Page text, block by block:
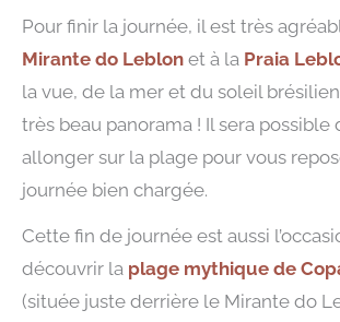
Pour finir la journée, il est très
Mirante do Leblon et à la Praia
la vue, de la mer et du soleil
très beau panorama ! Il sera possible
allonger sur la plage pour vous
journée bien chargée.
Cette fin de journée est aussi
découvrir la plage mythique de
(située juste derrière le Mirante do